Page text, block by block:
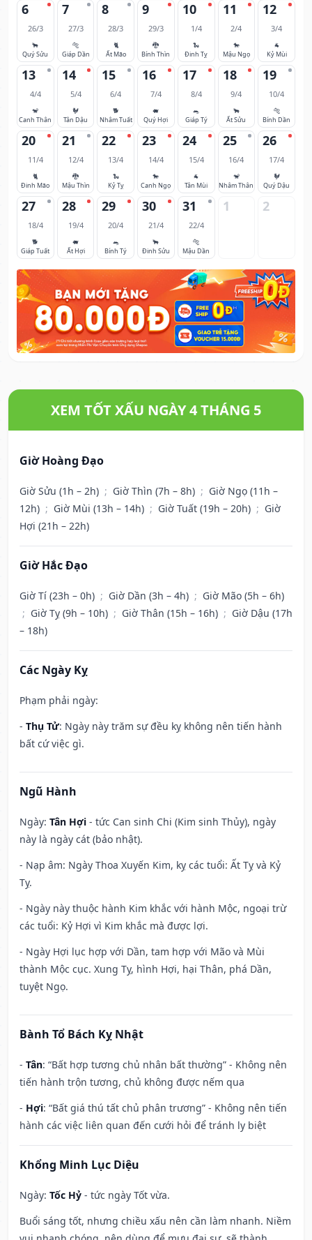
6
26/3
🐂
Quý Sửu
7
27/3
🐅
Giáp Dần
8
28/3
🐈
Ất Mão
9
29/3
🐉
Bính Thìn
10
1/4
🐍
Đinh Tỵ
11
2/4
🐎
Mậu Ngọ
12
3/4
🐐
Kỷ Mùi
13
4/4
🐒
Canh Thân
14
5/4
🐓
Tân Dậu
15
6/4
🐕
Nhâm Tuất
16
7/4
🐖
Quý Hợi
17
8/4
🐀
Giáp Tý
18
9/4
🐂
Ất Sửu
19
10/4
🐅
Bính Dần
20
11/4
🐈
Đinh Mão
21
12/4
🐉
Mậu Thìn
22
13/4
🐍
Kỷ Tỵ
23
14/4
🐎
Canh Ngọ
24
15/4
🐐
Tân Mùi
25
16/4
🐒
Nhâm Thân
26
17/4
🐓
Quý Dậu
27
18/4
🐕
Giáp Tuất
28
19/4
🐖
Ất Hợi
29
20/4
🐀
Bính Tý
30
21/4
🐂
Đinh Sửu
31
22/4
🐅
Mậu Dần
1 2
XEM TỐT XẤU NGÀY 4 THÁNG 5
Giờ Hoàng Đạo
Giờ Sửu (1h – 2h) ; Giờ Thìn (7h – 8h) ; Giờ Ngọ (11h –
12h) ; Giờ Mùi (13h – 14h) ; Giờ Tuất (19h – 20h) ; Giờ
Hợi (21h – 22h)
Giờ Hắc Đạo
Giờ Tí (23h – 0h) ; Giờ Dần (3h – 4h) ; Giờ Mão (5h – 6h)
; Giờ Tỵ (9h – 10h) ; Giờ Thân (15h – 16h) ; Giờ Dậu (17h
– 18h)
Các Ngày Kỵ
Phạm phải ngày:
- Thụ Tử: Ngày này trăm sự đều kỵ không nên tiến hành
bất cứ việc gì.
Ngũ Hành
Ngày: Tân Hợi - tức Can sinh Chi (Kim sinh Thủy), ngày
này là ngày cát (bảo nhật).
- Nạp âm: Ngày Thoa Xuyến Kim, kỵ các tuổi: Ất Tỵ và Kỷ
Tỵ.
- Ngày này thuộc hành Kim khắc với hành Mộc, ngoại trừ
các tuổi: Kỷ Hợi vì Kim khắc mà được lợi.
- Ngày Hợi lục hợp với Dần, tam hợp với Mão và Mùi
thành Mộc cục. Xung Tỵ, hình Hợi, hại Thân, phá Dần,
tuyệt Ngọ.
Bành Tổ Bách Kỵ Nhật
- Tân: “Bất hợp tương chủ nhân bất thường” - Không nên
tiến hành trộn tương, chủ không được nếm qua
- Hợi: “Bất giá thú tất chủ phân trương” - Không nên tiến
hành các việc liên quan đến cưới hỏi để tránh ly biệt
Khổng Minh Lục Diệu
Ngày: Tốc Hỷ - tức ngày Tốt vừa.
Buổi sáng tốt, nhưng chiều xấu nên cần làm nhanh. Niềm